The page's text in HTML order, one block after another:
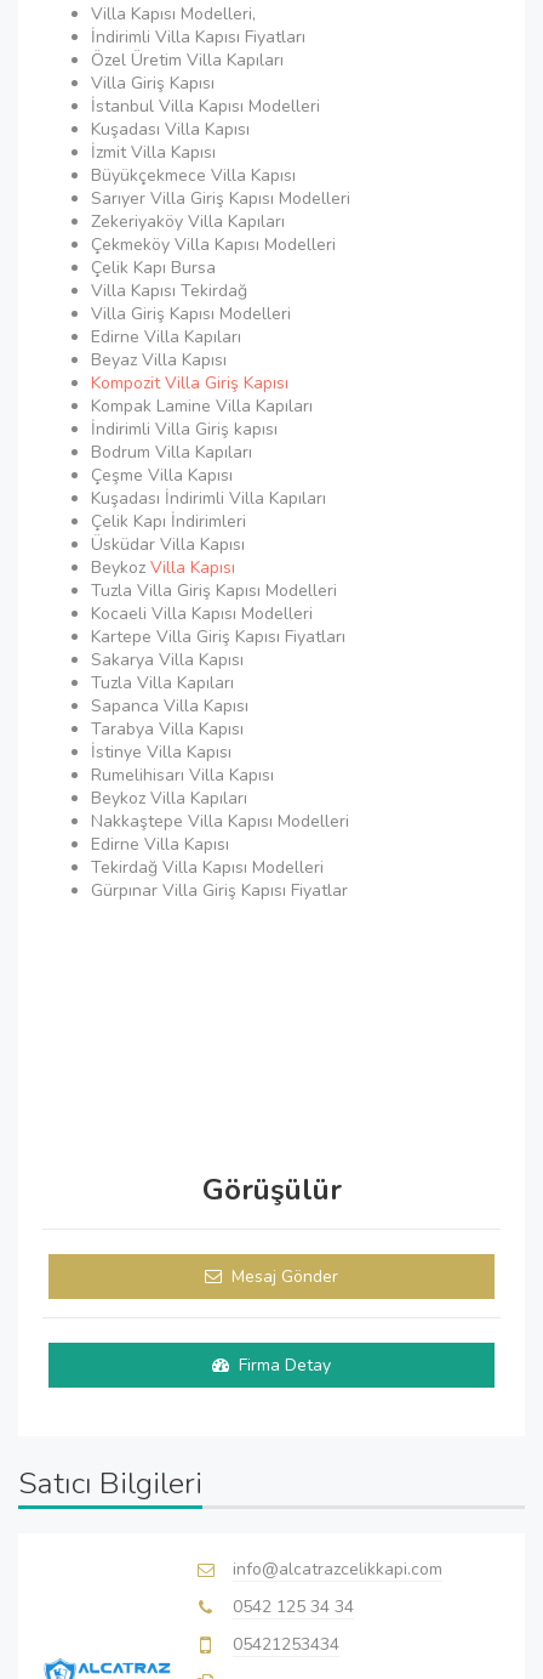
Villa Kapısı Modelleri,
İndirimli Villa Kapısı Fiyatları
Özel Üretim Villa Kapıları
Villa Giriş Kapısı
İstanbul Villa Kapısı Modelleri
Kuşadası Villa Kapısı
İzmit Villa Kapısı
Büyükçekmece Villa Kapısı
Sarıyer Villa Giriş Kapısı Modelleri
Zekeriyaköy Villa Kapıları
Çekmeköy Villa Kapısı Modelleri
Çelik Kapı Bursa
Villa Kapısı Tekirdağ
Villa Giriş Kapısı Modelleri
Edirne Villa Kapıları
Beyaz Villa Kapısı
Kompozit Villa Giriş Kapısı
Kompak Lamine Villa Kapıları
İndirimli Villa Giriş kapısı
Bodrum Villa Kapıları
Çeşme Villa Kapısı
Kuşadası İndirimli Villa Kapıları
Çelik Kapı İndirimleri
Üsküdar Villa Kapısı
Beykoz Villa Kapısı
Tuzla Villa Giriş Kapısı Modelleri
Kocaeli Villa Kapısı Modelleri
Kartepe Villa Giriş Kapısı Fiyatları
Sakarya Villa Kapısı
Tuzla Villa Kapıları
Sapanca Villa Kapısı
Tarabya Villa Kapısı
İstinye Villa Kapısı
Rumelihisarı Villa Kapısı
Beykoz Villa Kapıları
Nakkaştepe Villa Kapısı Modelleri
Edirne Villa Kapısı
Tekirdağ Villa Kapısı Modelleri
Gürpınar Villa Giriş Kapısı Fiyatlar
Görüşülür
Mesaj Gönder
Firma Detay
Satıcı Bilgileri
info@alcatrazcelikkapi.com
0542 125 34 34
05421253434